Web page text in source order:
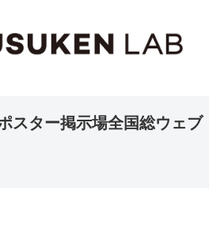
スター掲示場全国総ウェブ